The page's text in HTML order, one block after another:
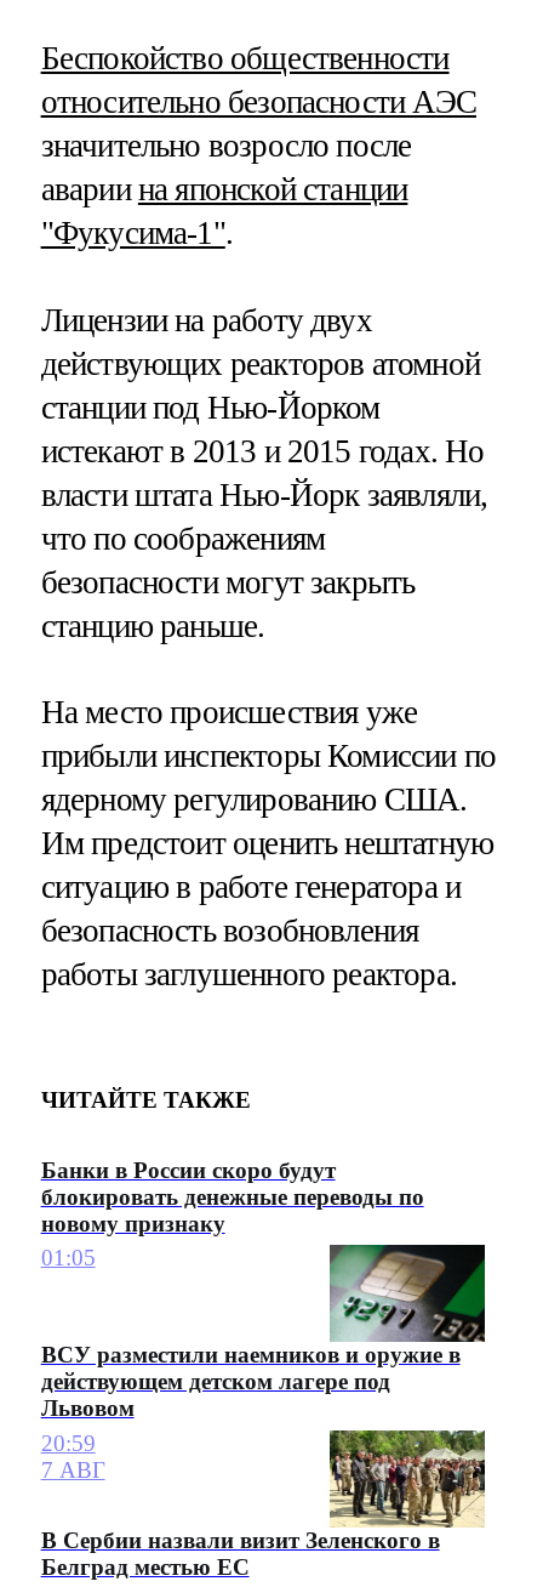
Беспокойство общественности
относительно безопасности АЭС
значительно возросло после
авариина японской станции
"Фукусима-1".
Лицензии на работу двух
действующих реакторов атомной
станции под Нью-Йорком
истекают в 2013 и 2015 годах. Но
власти штата Нью-Йорк заявляли,
что по соображениям
безопасности могут закрыть
станцию раньше.
На место происшествия уже
прибыли инспекторы Комиссии по
ядерному регулированию США.
Им предстоит оценить нештатную
ситуацию в работе генератора и
безопасность возобновления
работы заглушенного реактора.
ЧИТАЙТЕ ТАКЖЕ
Банки в России скоро будут
блокировать денежные переводы по
новому признаку
01:05
ВСУ разместили наемников и оружие в
действующем детском лагере под
Львовом
20:59
7 АВГ
В Сербии назвали визит Зеленского в
Белград местью ЕС